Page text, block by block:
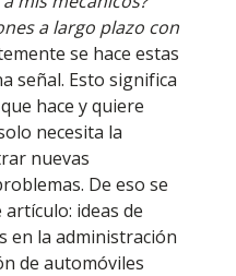
a largo plazo con
se hace estas
señal. Esto significa
hace y quiere
necesita la
nuevas
De eso se
ideas de
en la administración
de automóviles